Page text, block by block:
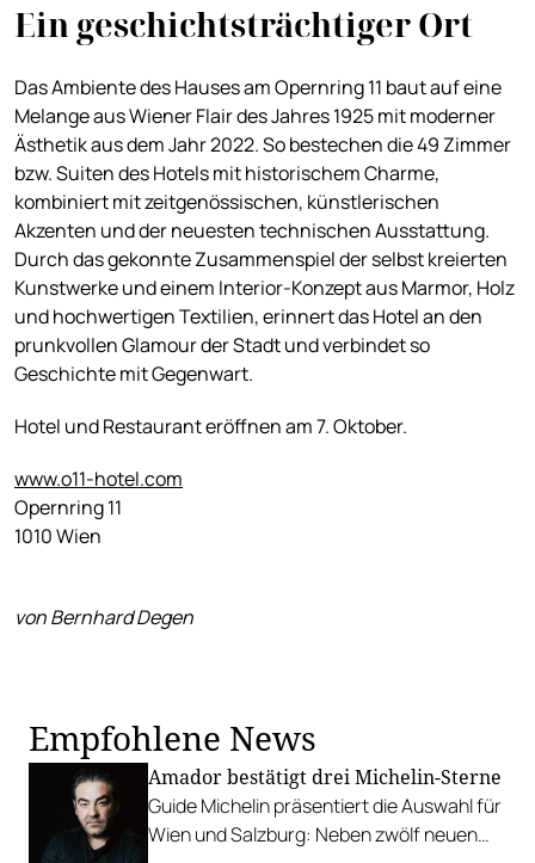
Ein geschichtsträchtiger Ort
Das Ambiente des Hauses am Opernring 11 baut auf eine
Melange aus Wiener Flair des Jahres 1925 mit moderner
Ästhetik aus dem Jahr 2022. So bestechen die 49 Zimmer
bzw. Suiten des Hotels mit historischem Charme,
kombiniert mit zeitgenössischen, künstlerischen
Akzenten und der neuesten technischen Ausstattung.
Durch das gekonnte Zusammenspiel der selbst kreierten
Kunstwerke und einem Interior-Konzept aus Marmor, Holz
und hochwertigen Textilien, erinnert das Hotel an den
prunkvollen Glamour der Stadt und verbindet so
Geschichte mit Gegenwart.
Hotel und Restaurant eröffnen am 7. Oktober.
www.o11-hotel.com
Opernring 11
1010 Wien
von Bernhard Degen
Empfohlene News
Amador bestätigt drei Michelin-Sterne
Guide Michelin präsentiert die Auswahl für
Wien und Salzburg: Neben zwölf neuen